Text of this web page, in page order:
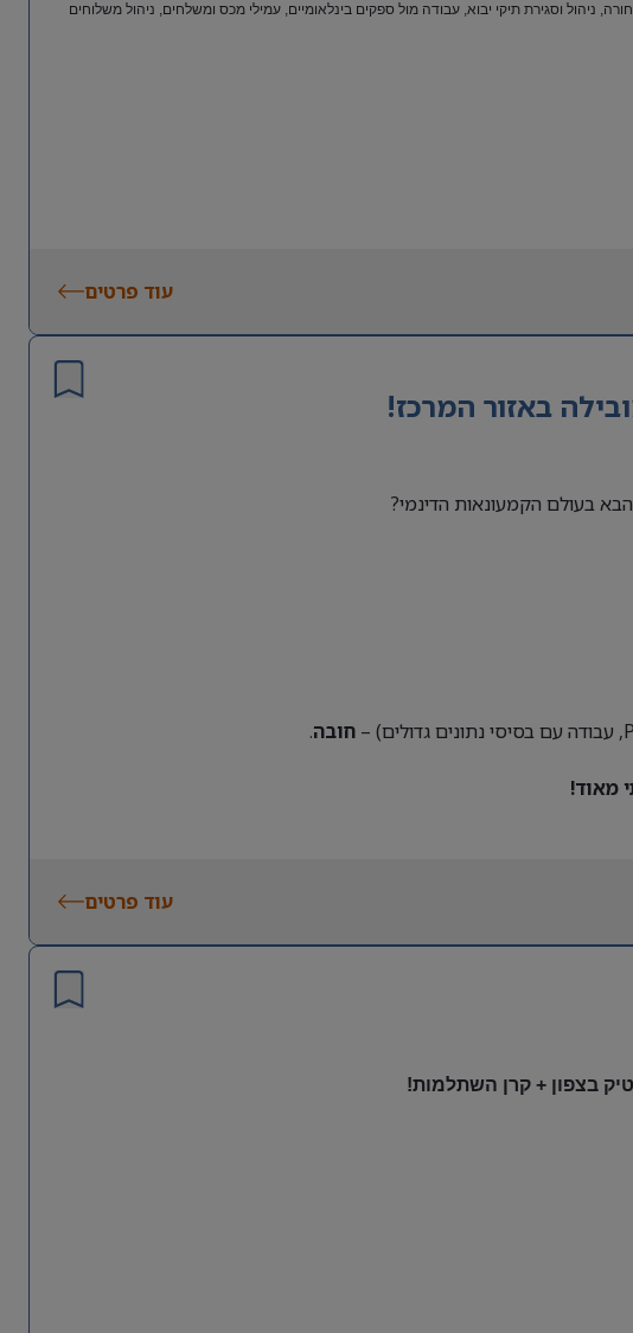
וסגירת תיקי יבוא, עבודה מול ספקים בינלאומיים, עמילי מכס ומשלחים, ניהול משלוחים
עוד פרטים
באזור המרכז!
בעולם הקמעונאות הדינמי?
חובה.
עוד פרטים
בצפון + קרן השתלמות!